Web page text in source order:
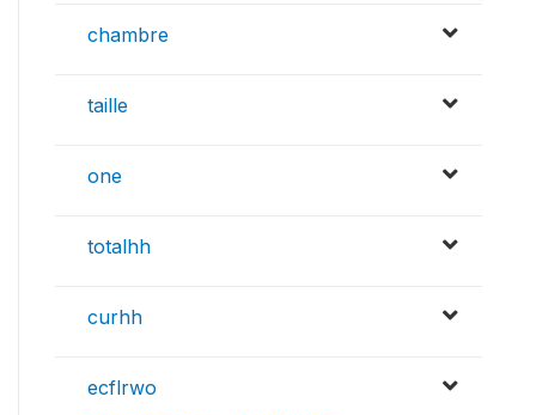
chambre
taille
one
totalhh
curhh
ecflrwo